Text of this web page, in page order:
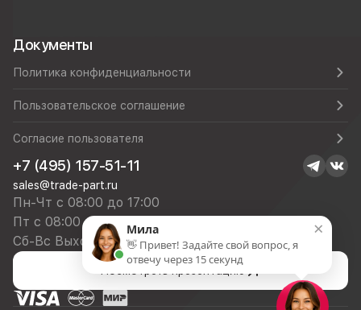
Документы
Политика конфиденциальности
Пользовательское соглашение
Согласие пользователя
+7 (495) 157-51-11
sales@trade-part.ru
Пн-Чт с 08:00 до 17:00
Пт с 08:00 до 16:00
Сб-Вс Выходной
×
Мила
👋 Привет! Задайте свой вопрос, я
отвечу через 15 секунд